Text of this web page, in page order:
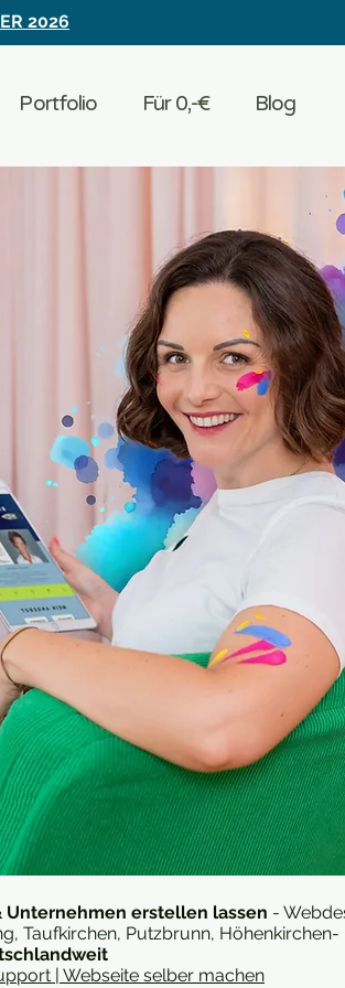
2026
Portfolio Für 0,-€ Blog
Unternehmen erstellen lassen -
Taufkirchen, Putzbrunn, Höhenkirchen-
| Webseite selber machen